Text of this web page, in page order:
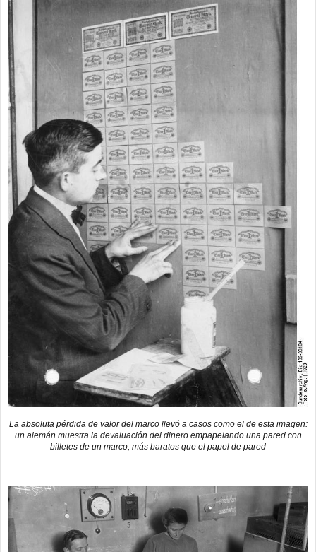
La absoluta pérdida de valor del marco llevó a casos como el de esta imagen:
un alemán muestra la devaluación del dinero empapelando una pared con
billetes de un marco, más baratos que el papel de pared